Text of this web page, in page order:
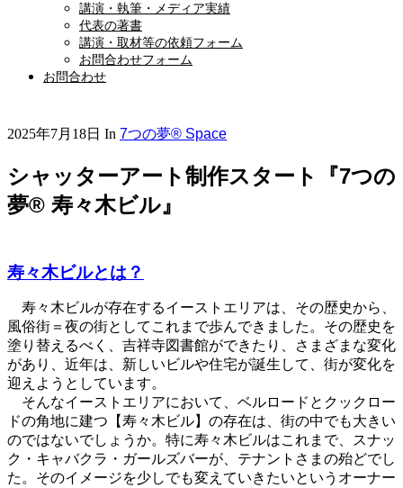
講演・執筆・メディア実績
代表の著書
講演・取材等の依頼フォーム
お問合わせフォーム
お問合わせ
2025年7月18日 In 7つの夢® Space
シャッターアート制作スタート『7つの
夢® 寿々木ビル』
寿々木ビルとは？
寿々木ビルが存在するイーストエリアは、その歴史から、
風俗街＝夜の街としてこれまで歩んできました。その歴史を
塗り替えるべく、吉祥寺図書館ができたり、さまざまな変化
があり、近年は、新しいビルや住宅が誕生して、街が変化を
迎えようとしています。
そんなイーストエリアにおいて、ベルロードとクックロー
ドの角地に建つ【寿々木ビル】の存在は、街の中でも大きい
のではないでしょうか。特に寿々木ビルはこれまで、スナッ
ク・キャバクラ・ガールズバーが、テナントさまの殆どでし
た。そのイメージを少しでも変えていきたいというオーナー